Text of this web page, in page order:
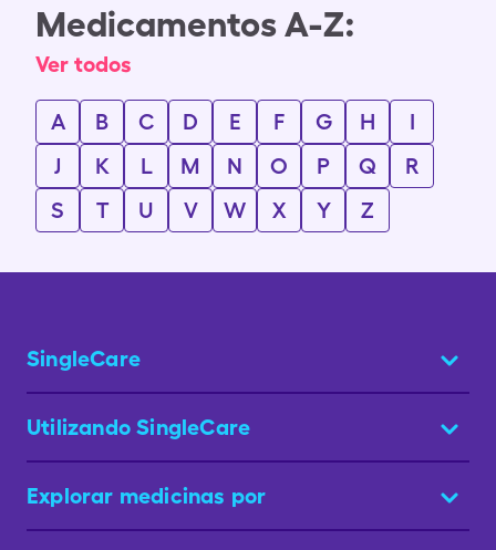
Medicamentos A-Z:
Ver todos
A B C D E F G H
I
J
K L M N O P Q
R
S
T U V W X Y Z
SingleCare
Utilizando SingleCare
Explorar medicinas por